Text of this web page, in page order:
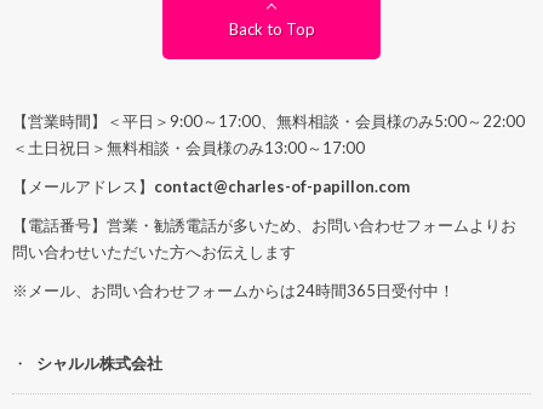
Back to Top
【営業時間】＜平日＞9:00～17:00、無料相談・会員様のみ5:00～22:00
＜土日祝日＞無料相談・会員様のみ13:00～17:00
【メールアドレス】 contact@charles-of-papillon.com
【電話番号】営業・勧誘電話が多いため、お問い合わせフォームよりお
問い合わせいただいた方へお伝えします
※メール、お問い合わせフォームからは24時間365日受付中！
シャルル株式会社